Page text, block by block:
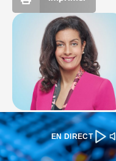
EN DIRECT